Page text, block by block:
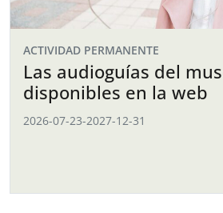
ACTIVIDAD PERMANENTE
Las audioguías del
disponibles en la web
2026-07-23-2027-12-31